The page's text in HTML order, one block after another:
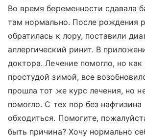
Во время беременности сдавала
там нормально. После рождения
обратилась к лору, поставили
аллергический ринит. В
доктора. Лечение помогло, но как
простудой зимой, все
прошла тот же курс лечения, но
помогло. С тех пор без нафтизина
обходиться. Помогите,
быть причина? Хочу нормально